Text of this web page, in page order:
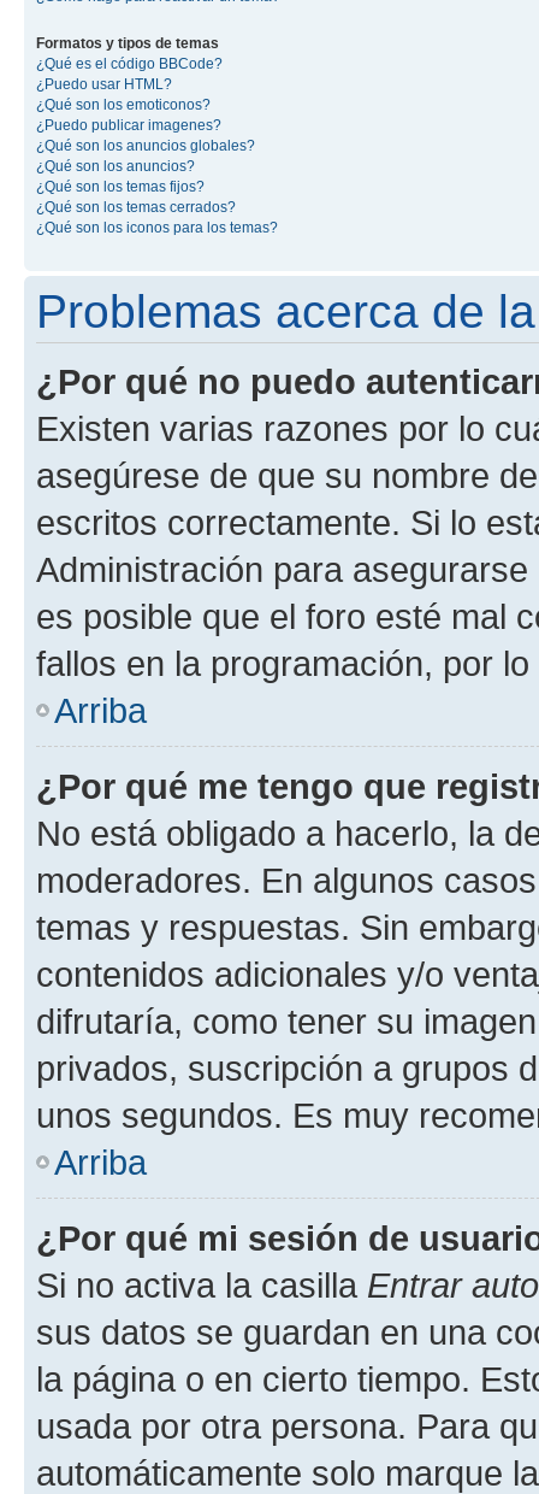
Formatos y tipos de temas
¿Qué es el código BBCode?
¿Puedo usar HTML?
¿Qué son los emoticonos?
¿Puedo publicar imagenes?
¿Qué son los anuncios globales?
¿Qué son los anuncios?
¿Qué son los temas fijos?
¿Qué son los temas cerrados?
¿Qué son los iconos para los temas?
Problemas acerca de
¿Por qué no puedo
Existen varias razones por lo
asegúrese de que su nombre
escritos correctamente. Si lo
Administración para
es posible que el foro esté mal
fallos en la programación, por
Arriba
¿Por qué me tengo que
No está obligado a hacerlo, la
moderadores. En algunos
temas y respuestas. Sin
contenidos adicionales y/o
difrutaría, como tener su
privados, suscripción a grupos
unos segundos. Es muy
Arriba
¿Por qué mi sesión de
Si no activa la casilla Entrar
sus datos se guardan en una
la página o en cierto tiempo.
usada por otra persona. Para
automáticamente solo marque